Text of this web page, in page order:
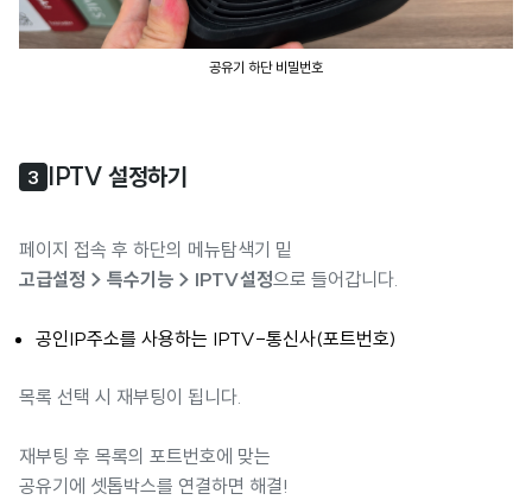
공유기 하단 비밀번호
3 IPTV 설정하기
페이지 접속 후 하단의 메뉴탐색기 밑
고급설정 > 특수기능 > IPTV설정으로 들어갑니다.
공인IP주소를 사용하는 IPTV-통신사(포트번호)
목록 선택 시 재부팅이 됩니다.
재부팅 후 목록의 포트번호에 맞는
공유기에 셋톱박스를 연결하면 해결!